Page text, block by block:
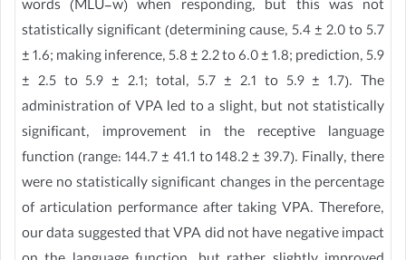
words (MLU-w) when responding, but this was not
statistically significant (determining cause, 5.4 ± 2.0 to 5.7
± 1.6; making inference, 5.8 ± 2.2 to 6.0 ± 1.8; prediction, 5.9
± 2.5 to 5.9 ± 2.1; total, 5.7 ± 2.1 to 5.9 ± 1.7). The
administration of VPA led to a slight, but not statistically
significant, improvement in the receptive language
function (range: 144.7 ± 41.1 to 148.2 ± 39.7). Finally, there
were no statistically significant changes in the percentage
of articulation performance after taking VPA. Therefore,
our data suggested that VPA did not have negative impact